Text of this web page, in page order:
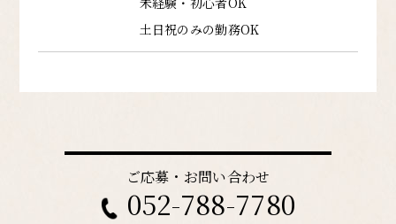
土日祝のみの勤務OK
ご応募・お問い合わせ
052-788-7780